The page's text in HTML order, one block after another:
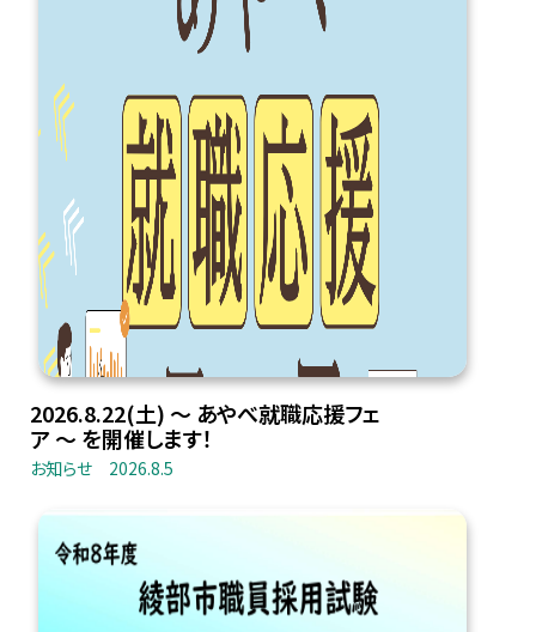
2026.8.22(土) 〜 あやべ就職応援フェ
ア 〜 を開催します！
お知らせ 2026.8.5